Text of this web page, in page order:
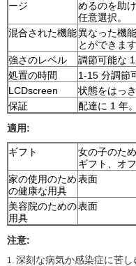
ージ
めるのを助
任意選択。
混合された機能異なった機
とができます
強さのレベル
調節可能な
処置の時間
1-15 分調節
LCDscreen
状態をはっ
保証
配達に 1 年。
適用:
ギフト
女の子のた
ギフト、オ
家の使用のため
の健康な用具
表面
美容院のための
用具
表面
注意:
1. 深刻な病気か感染症に苦